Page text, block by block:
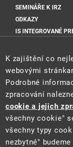
SEMINÁŘE K IRZ
ODKAZY
IS INTEGROVANÉ
Sociální sítě
K zajištění co
webovými
Podrobné
zpracování
cookie a jejich
všechny cookie"
všechny typy
nezbytné"